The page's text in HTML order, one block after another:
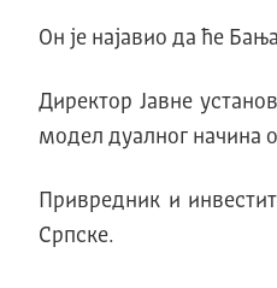
Он је најавио да ће
Директор Јавне
модел дуалног начина
Привредник и
Српске.